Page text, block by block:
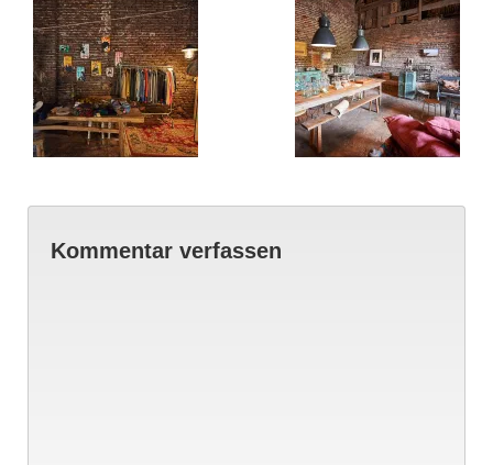
Kommentar verfassen